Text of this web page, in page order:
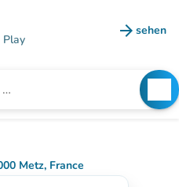
Play arrow_forward sehen
(new
Metz, France
Maps öffnen)